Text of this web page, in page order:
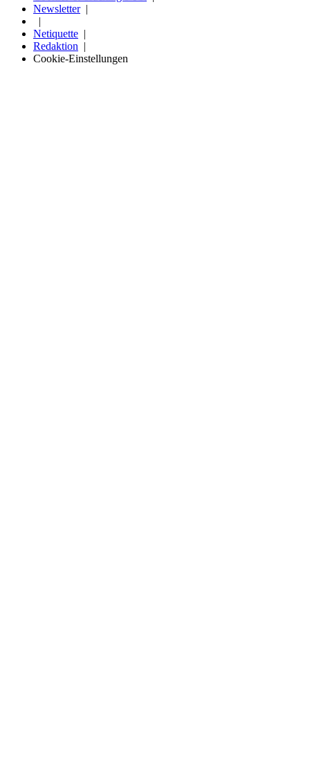
Newsletter
Netiquette
Redaktion
Cookie-Einstellungen